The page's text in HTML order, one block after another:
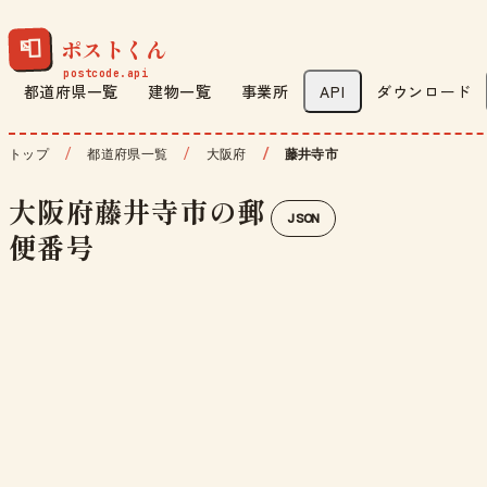
📮 ポストくん
都道府県一覧 建物一覧 事業所 API ダウンロード
トップ 都道府県一覧 大阪府 藤井寺市
大阪府藤井寺市の郵
便番号
JSON